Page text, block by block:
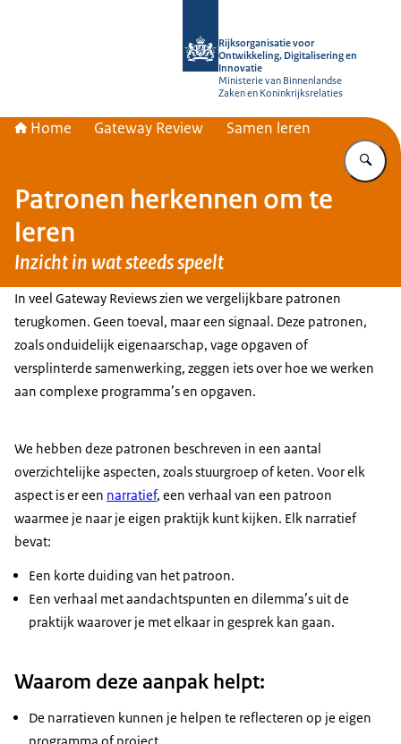
Rijksorganisatie voor
Ontwikkeling, Digitalisering en
Innovatie
Ministerie van Binnenlandse
Zaken en Koninkrijksrelaties
Home Gateway Review Samen leren
Patronen herkennen om te
leren
Inzicht in wat steeds speelt
In veel Gateway Reviews zien we vergelijkbare patronen
terugkomen. Geen toeval, maar een signaal. Deze patronen,
zoals onduidelijk eigenaarschap, vage opgaven of
versplinterde samenwerking, zeggen iets over hoe we werken
aan complexe programma’s en opgaven.
We hebben deze patronen beschreven in een aantal
overzichtelijke aspecten, zoals stuurgroep of keten. Voor elk
aspect is er een narratief, een verhaal van een patroon
waarmee je naar je eigen praktijk kunt kijken. Elk narratief
bevat:
Een korte duiding van het patroon.
Een verhaal met aandachtspunten en dilemma’s uit de
praktijk waarover je met elkaar in gesprek kan gaan.
Waarom deze aanpak helpt:
De narratieven kunnen je helpen te reflecteren op je eigen